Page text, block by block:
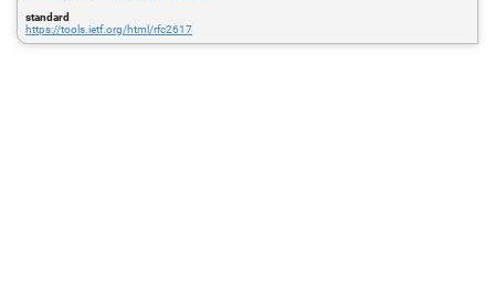
standard
https://tools.ietf.org/html/rfc2617